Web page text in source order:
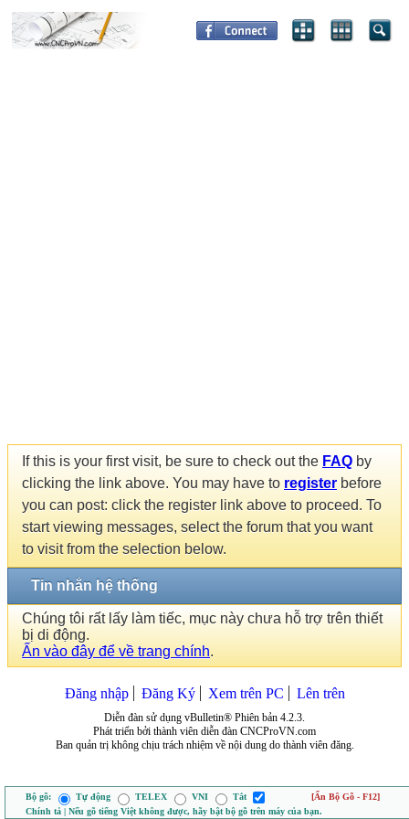
If this is your first visit, be sure to check out the FAQ by
clicking the link above. You may have to register before
you can post: click the register link above to proceed. To
start viewing messages, select the forum that you want
to visit from the selection below.
Tin nhắn hệ thống
Chúng tôi rất lấy làm tiếc, mục này chưa hỗ trợ trên thiết
bị di động.
Ấn vào đây để về trang chính.
Đăng nhập Đăng Ký Xem trên PC Lên trên
Diễn đàn sử dụng vBulletin® Phiên bản 4.2.3.
Phát triển bởi thành viên diễn đàn CNCProVN.com
Ban quản trị không chịu trách nhiệm về nội dung do thành viên đăng.
Bộ gõ: Tự động TELEX VNI Tắt
[Ẩn Bộ Gõ - F12]
Chính tả | Nếu gõ tiếng Việt không được, hãy bật bộ gõ trên máy của bạn.